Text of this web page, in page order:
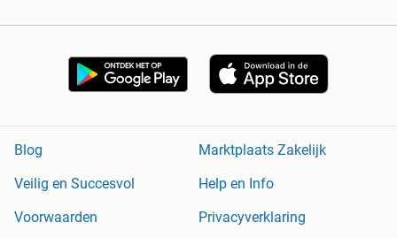
Blog
Marktplaats Zakelijk
Veilig en Succesvol
Help en Info
Voorwaarden
Privacyverklaring